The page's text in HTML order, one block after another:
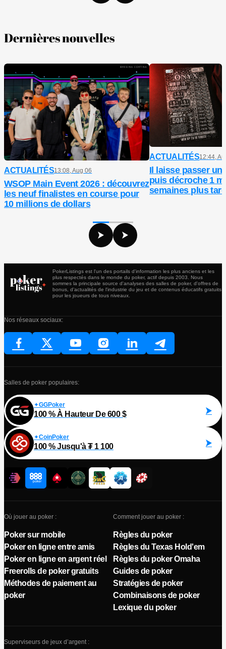
Dernières nouvelles
ACTUALITÉS13:08, Aug 06
WSOP Main Event 2026 : découvrez
les neuf finalistes en course pour
10 millions de dollars
ACTUALITÉS12:44,
Il laisse passer un
puis décroche 1
semaines plus
PokerListings est l'un des portails d'information les plus anciens et les
plus respectés dans le monde du poker, actif depuis 2003. Nous
sommes la principale source d'analyses des salles de poker, d'offres de
bonus, d'actualités de l'industrie du jeu et de contenus éducatifs gratuits
pour les joueurs de tous niveaux.
Nos réseaux sociaux:
Salles de poker populaires:
GGPoker
100 % À Hauteur De 600 $
CoinPoker
100 % Jusqu'à ₮ 1 100
Où jouer au poker :
Poker sur mobile
Poker en ligne entre amis
Poker en ligne en argent réel
Freerolls de poker gratuits
Méthodes de paiement au
poker
Comment jouer au poker :
Règles du poker
Règles du Texas Hold'em
Règles du poker Omaha
Guides de poker
Stratégies de poker
Combinaisons de poker
Lexique du poker
Superviseurs de jeux d’argent :